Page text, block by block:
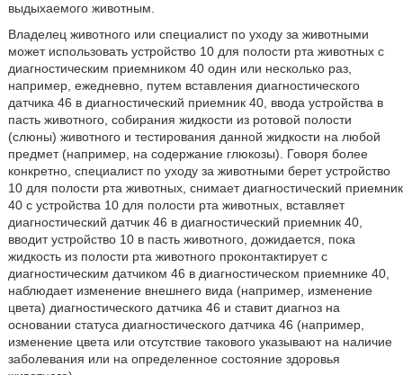
выдыхаемого животным.
Владелец животного или специалист по уходу за животными
может использовать устройство 10 для полости рта животных с
диагностическим приемником 40 один или несколько раз,
например, ежедневно, путем вставления диагностического
датчика 46 в диагностический приемник 40, ввода устройства в
пасть животного, собирания жидкости из ротовой полости
(слюны) животного и тестирования данной жидкости на любой
предмет (например, на содержание глюкозы). Говоря более
конкретно, специалист по уходу за животными берет устройство
10 для полости рта животных, снимает диагностический приемник
40 с устройства 10 для полости рта животных, вставляет
диагностический датчик 46 в диагностический приемник 40,
вводит устройство 10 в пасть животного, дожидается, пока
жидкость из полости рта животного проконтактирует с
диагностическим датчиком 46 в диагностическом приемнике 40,
наблюдает изменение внешнего вида (например, изменение
цвета) диагностического датчика 46 и ставит диагноз на
основании статуса диагностического датчика 46 (например,
изменение цвета или отсутствие такового указывают на наличие
заболевания или на определенное состояние здоровья